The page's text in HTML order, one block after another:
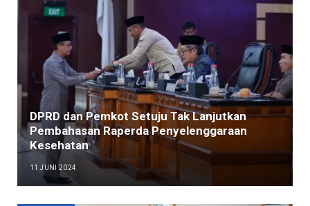
DPRD dan Pemkot Setuju Tak Lanjutkan
Pembahasan Raperda Penyelenggaraan
Kesehatan
11 JUNI 2024